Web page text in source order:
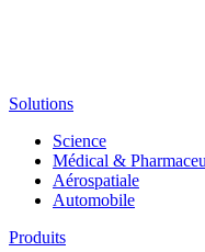
Solutions
Science
Médical &
Aérospatiale
Automobile
Produits